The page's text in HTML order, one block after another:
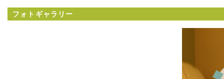
フォトギャラリー